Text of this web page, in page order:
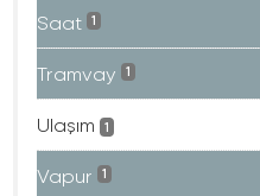
Saat 1
Tramvay 1
Ulaşım 1
Vapur 1